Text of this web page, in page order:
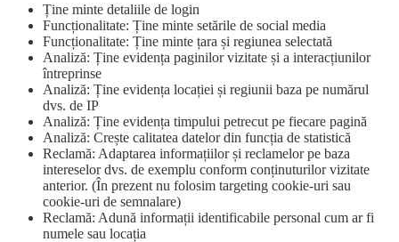
Ține minte detaliile de login
Funcționalitate: Ține minte setările de social media
Funcționalitate: Ține minte țara și regiunea selectată
Analiză: Ține evidența paginilor vizitate și a interacțiunilor
întreprinse
Analiză: Ține evidența locației și regiunii baza pe numărul
dvs. de IP
Analiză: Ține evidența timpului petrecut pe fiecare pagină
Analiză: Crește calitatea datelor din funcția de statistică
Reclamă: Adaptarea informațiilor și reclamelor pe baza
intereselor dvs. de exemplu conform conținuturilor vizitate
anterior. (În prezent nu folosim targeting cookie-uri sau
cookie-uri de semnalare)
Reclamă: Adună informații identificabile personal cum ar fi
numele sau locația